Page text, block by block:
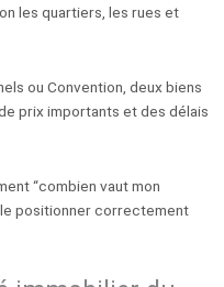
les quartiers, les rues et
ou Convention, deux biens
prix importants et des délais
“combien vaut mon
positionner correctement